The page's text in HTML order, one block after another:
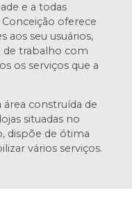
e a todas
oferece
aos seu usuários,
trabalho com
os serviços que a
construída de
situadas no
dispõe de ótima
vários serviços.